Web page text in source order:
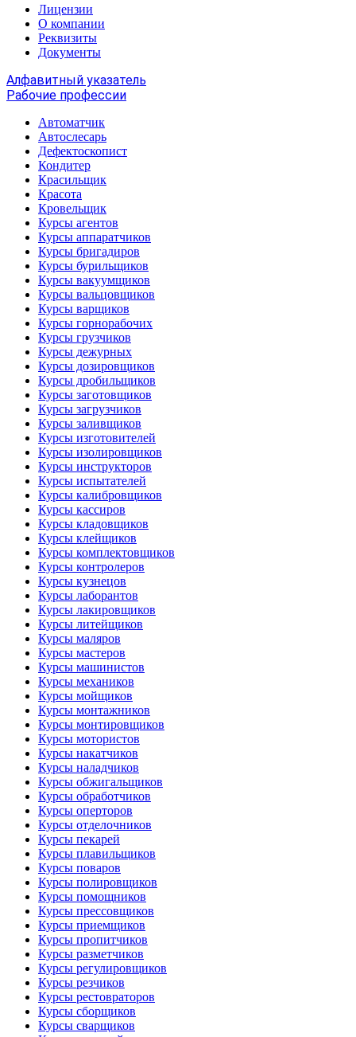
Лицензии
О компании
Реквизиты
Документы
Алфавитный указатель
Рабочие профессии
Автоматчик
Автослесарь
Дефектоскопист
Кондитер
Красильщик
Красота
Кровельщик
Курсы агентов
Курсы аппаратчиков
Курсы бригадиров
Курсы бурильщиков
Курсы вакуумщиков
Курсы вальцовщиков
Курсы варщиков
Курсы горнорабочих
Курсы грузчиков
Курсы дежурных
Курсы дозировщиков
Курсы дробильщиков
Курсы заготовщиков
Курсы загрузчиков
Курсы заливщиков
Курсы изготовителей
Курсы изолировщиков
Курсы инструкторов
Курсы испытателей
Курсы калибровщиков
Курсы кассиров
Курсы кладовщиков
Курсы клейщиков
Курсы комплектовщиков
Курсы контролеров
Курсы кузнецов
Курсы лаборантов
Курсы лакировщиков
Курсы литейщиков
Курсы маляров
Курсы мастеров
Курсы машинистов
Курсы механиков
Курсы мойщиков
Курсы монтажников
Курсы монтировщиков
Курсы мотористов
Курсы накатчиков
Курсы наладчиков
Курсы обжигальщиков
Курсы обработчиков
Курсы оперторов
Курсы отделочников
Курсы пекарей
Курсы плавильщиков
Курсы поваров
Курсы полировщиков
Курсы помощников
Курсы прессовщиков
Курсы приемщиков
Курсы пропитчиков
Курсы разметчиков
Курсы регулировщиков
Курсы резчиков
Курсы рестовраторов
Курсы сборщиков
Курсы сварщиков